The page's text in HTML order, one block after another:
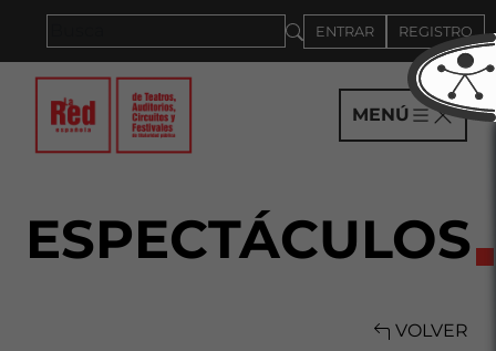
ENTRAR REGISTRO
MENÚ
ESPECTÁCULOS
VOLVER